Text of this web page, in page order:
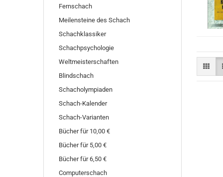
Fernschach
Meilensteine des Schach
Schachklassiker
Schachpsychologie
Weltmeisterschaften
Blindschach
Schacholympiaden
Schach-Kalender
Schach-Varianten
Bücher für 10,00 €
Bücher für 5,00 €
Bücher für 6,50 €
Computerschach